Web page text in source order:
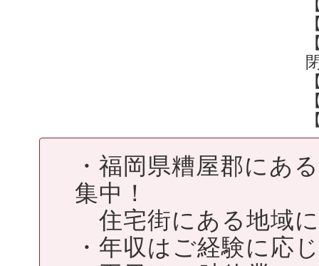
・福岡県糟屋郡にあ
集中！
住宅街にある地域
・年収はご経験に応